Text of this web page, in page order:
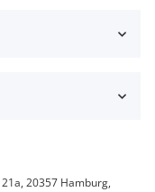
20357 Hamburg,